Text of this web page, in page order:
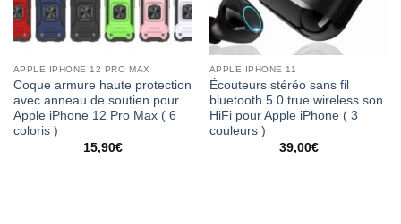
APPLE IPHONE 12 PRO MAX
Coque armure haute protection
avec anneau de soutien pour
Apple iPhone 12 Pro Max ( 6
coloris )
15,90€
APPLE IPHONE 11
Écouteurs stéréo sans fil
bluetooth 5.0 true wireless son
HiFi pour Apple iPhone ( 3
couleurs )
39,00€